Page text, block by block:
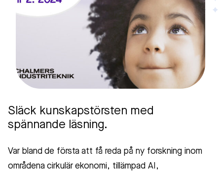
Släck kunskapstörsten med
spännande läsning.
Var bland de första att få reda på ny forskning inom
områdena cirkulär ekonomi, tillämpad AI,